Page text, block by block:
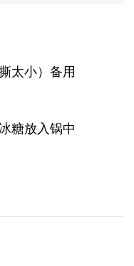
太小）备用
糖放入锅中